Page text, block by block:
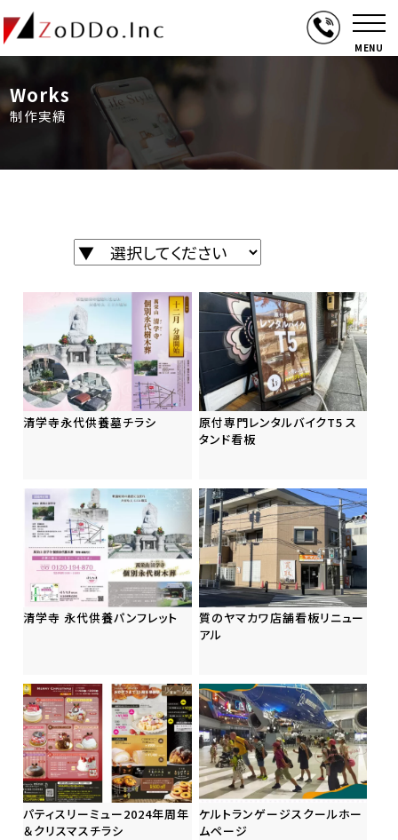
MENU
Works
制作実績
清学寺永代供養墓チラシ
原付専門レンタルバイクT5 ス
タンド看板
清学寺 永代供養パンフレット
質のヤマカワ店舗看板リニュー
アル
パティスリーミュー2024年周年
＆クリスマスチラシ
ケルトランゲージスクールホー
ムページ